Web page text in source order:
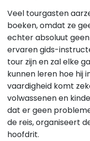
Veel tourgasten
boeken, omdat ze
echter absoluut
ervaren gids-
tour zijn en zal elke
kunnen leren hoe hij
vaardigheid komt
volwassenen en
dat er geen
de reis, organiseert
hoofdrit.